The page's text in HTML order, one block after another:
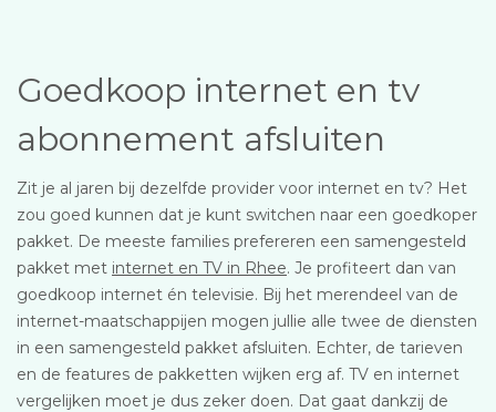
Goedkoop internet en tv
abonnement afsluiten
Zit je al jaren bij dezelfde provider voor internet en tv? Het
zou goed kunnen dat je kunt switchen naar een goedkoper
pakket. De meeste families prefereren een samengesteld
pakket met internet en TV in Rhee. Je profiteert dan van
goedkoop internet én televisie. Bij het merendeel van de
internet-maatschappijen mogen jullie alle twee de diensten
in een samengesteld pakket afsluiten. Echter, de tarieven
en de features de pakketten wijken erg af. TV en internet
vergelijken moet je dus zeker doen. Dat gaat dankzij de